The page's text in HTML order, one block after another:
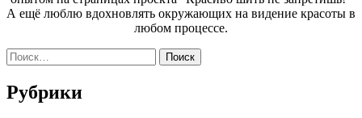
А ещё люблю вдохновлять окружающих на видение красоты в
любом процессе.
Найти:
Рубрики